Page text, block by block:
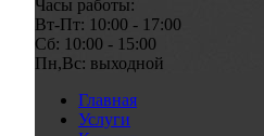
Часы работы:
Вт-Пт: 10:00 - 17:00
Сб: 10:00 - 15:00
Пн,Вс: выходной
Главная
Услуги